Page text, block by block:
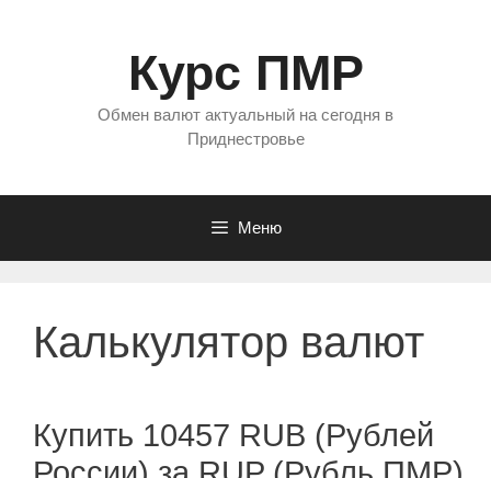
Курс ПМР
Обмен валют актуальный на сегодня в
Приднестровье
Меню
Калькулятор валют
Купить 10457 RUB (Рублей